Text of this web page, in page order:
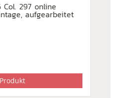
Col. 297 online
aufgearbeitet